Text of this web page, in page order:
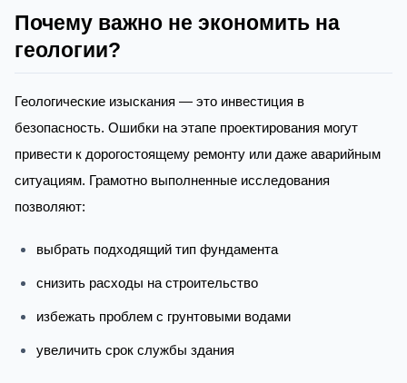
Почему важно не экономить на
геологии?
Геологические изыскания — это инвестиция в
безопасность. Ошибки на этапе проектирования могут
привести к дорогостоящему ремонту или даже аварийным
ситуациям. Грамотно выполненные исследования
позволяют:
выбрать подходящий тип фундамента
снизить расходы на строительство
избежать проблем с грунтовыми водами
увеличить срок службы здания